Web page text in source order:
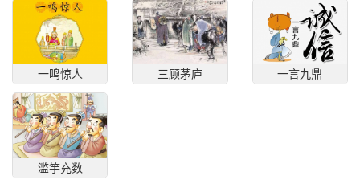
一鸣惊人 三顾茅庐 一言九鼎
滥竽充数